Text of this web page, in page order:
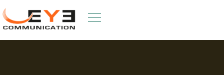
Skip
to